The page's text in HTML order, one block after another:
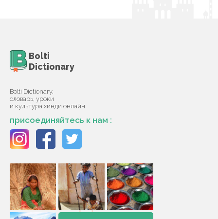
Bolti
Dictionary
Bolti Dictionary,
словарь, уроки
и культура хинди онлайн
присоединяйтесь к нам :